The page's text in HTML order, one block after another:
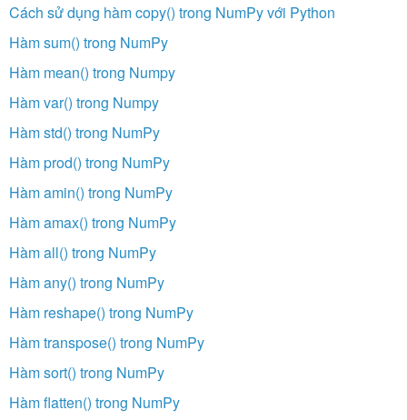
Cách sử dụng hàm copy() trong NumPy với Python
Hàm sum() trong NumPy
Hàm mean() trong Numpy
Hàm var() trong Numpy
Hàm std() trong NumPy
Hàm prod() trong NumPy
Hàm amin() trong NumPy
Hàm amax() trong NumPy
Hàm all() trong NumPy
Hàm any() trong NumPy
Hàm reshape() trong NumPy
Hàm transpose() trong NumPy
Hàm sort() trong NumPy
Hàm flatten() trong NumPy